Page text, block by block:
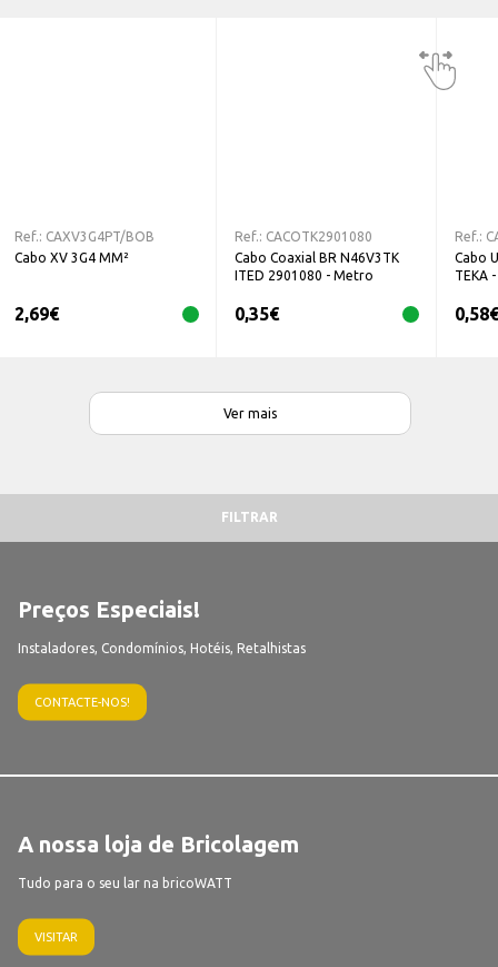
Ref.: CAXV3G4PT/BOB
Cabo XV 3G4 MM²
2,69€
Ref.: CACOTK2901080
Cabo Coaxial BR N46V3TK
ITED 2901080 - Metro
0,35€
Ref.:
Cabo
TEKA
0,58€
Ver mais
FILTRAR
Preços Especiais!
Instaladores, Condomínios, Hotéis, Retalhistas
CONTACTE-NOS!
A nossa loja de Bricolagem
Tudo para o seu lar na bricoWATT
VISITAR